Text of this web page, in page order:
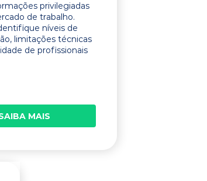
privilegiadas
de trabalho.
níveis de
limitações técnicas
de profissionais
MAIS